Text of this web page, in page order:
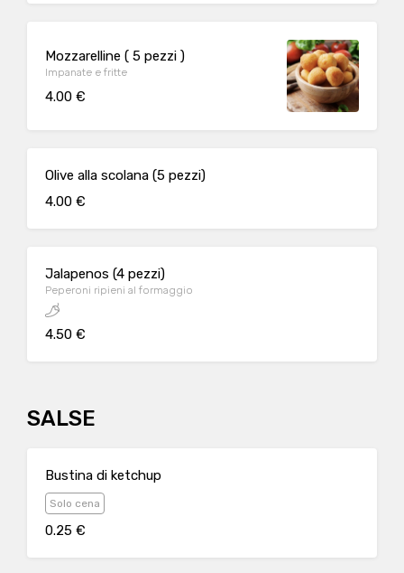
Mozzarelline ( 5 pezzi )
Impanate e fritte
4.00 €
Olive alla scolana (5 pezzi)
4.00 €
Jalapenos (4 pezzi)
Peperoni ripieni al formaggio
4.50 €
SALSE
Bustina di ketchup
Solo cena
0.25 €